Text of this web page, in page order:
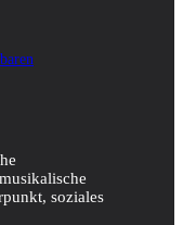
soziales